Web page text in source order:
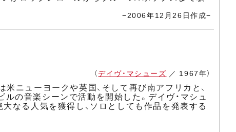
−2006年12月26日作成−
（デイヴ・マシューズ ／ 1967年）
ニューヨークや英国、そして再び南アフリカと、
の音楽シーンで活動を開始した。デイヴ・マシュ
なる人気を獲得し、ソロとしても作品を発表する